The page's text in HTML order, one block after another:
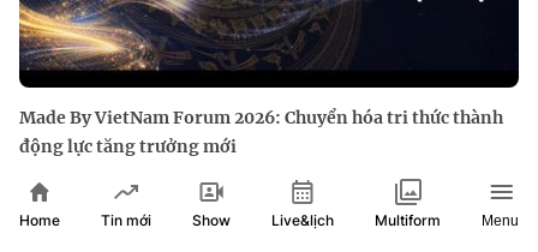
Made By VietNam Forum 2026: Chuyển hóa tri thức thành
động lực tăng trưởng mới
Home Tin mới Show Live&lịch Multiform Menu